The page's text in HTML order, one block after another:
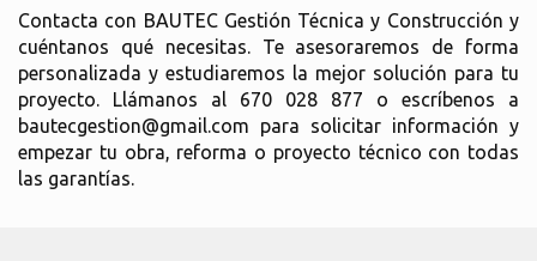
Contacta con BAUTEC Gestión Técnica y Construcción y
cuéntanos qué necesitas. Te asesoraremos de forma
personalizada y estudiaremos la mejor solución para tu
proyecto. Llámanos al 670 028 877 o escríbenos a
bautecgestion@gmail.com para solicitar información y
empezar tu obra, reforma o proyecto técnico con todas
las garantías.